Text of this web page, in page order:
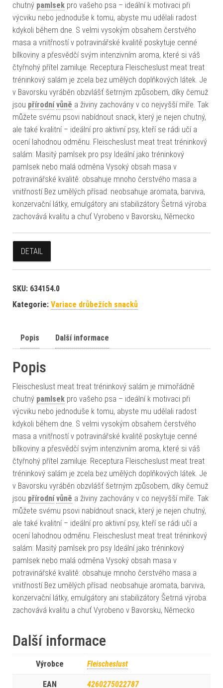
chutný pamlsek pro vašeho psa – ideální k motivaci při
výcviku nebo jednoduše k tomu, abyste mu udělali radost
kdykoli během dne. S velmi vysokým obsahem čerstvého
masa a vnitřností v potravinářské kvalitě poskytuje cenné
bílkoviny a přesvědčí svým intenzivním aroma, které si váš
čtyřnohý přítel zamiluje. Receptura Fleischeslust meat treat
tréninkový salám je zcela bez umělých doplňkových látek. Je
v Bavorsku vyráběn obzvlášť šetrným způsobem, díky čemuž
jsou přírodní vůně a živiny zachovány v co nejvyšší míře. Tak
můžete svému psovi nabídnout snack, který je nejen chutný,
ale také kvalitní – ideální pro aktivní psy, kteří se rádi učí a
ocení lahodnou odměnu. Fleischeslust meat treat tréninkový
salám: Masitý pamlsek pro psy Ideální jako tréninkový
pamlsek nebo malá odměna Vysoký obsah masa v
potravinářské kvalitě: obsahuje mnoho čerstvého masa a
vnitřností Bez umělých přísad: neobsahuje aromata, barviva,
konzervační látky, emulgátory ani stabilizátory Šetrná výroba:
zachovává kvalitu a chuť Vyrobeno v Bavorsku, Německo
DETAIL
SKU: 634154.0
Kategorie: Variace drůbežích snacků
Popis Další informace
Popis
Fleischeslust meat treat tréninkový salám je mimořádně
chutný pamlsek pro vašeho psa – ideální k motivaci při
výcviku nebo jednoduše k tomu, abyste mu udělali radost
kdykoli během dne. S velmi vysokým obsahem čerstvého
masa a vnitřností v potravinářské kvalitě poskytuje cenné
bílkoviny a přesvědčí svým intenzivním aroma, které si váš
čtyřnohý přítel zamiluje. Receptura Fleischeslust meat treat
tréninkový salám je zcela bez umělých doplňkových látek. Je
v Bavorsku vyráběn obzvlášť šetrným způsobem, díky čemuž
jsou přírodní vůně a živiny zachovány v co nejvyšší míře. Tak
můžete svému psovi nabídnout snack, který je nejen chutný,
ale také kvalitní – ideální pro aktivní psy, kteří se rádi učí a
ocení lahodnou odměnu. Fleischeslust meat treat tréninkový
salám: Masitý pamlsek pro psy Ideální jako tréninkový
pamlsek nebo malá odměna Vysoký obsah masa v
potravinářské kvalitě: obsahuje mnoho čerstvého masa a
vnitřností Bez umělých přísad: neobsahuje aromata, barviva,
konzervační látky, emulgátory ani stabilizátory Šetrná výroba:
zachovává kvalitu a chuť Vyrobeno v Bavorsku, Německo
Další informace
Výrobce Fleischeslust
EAN 4260275022787